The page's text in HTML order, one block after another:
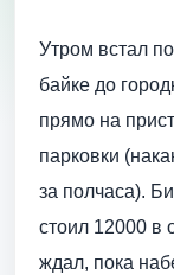
Утром встал
байке до
прямо на
парковки
за полчаса).
стоил 12000 в
ждал, пока